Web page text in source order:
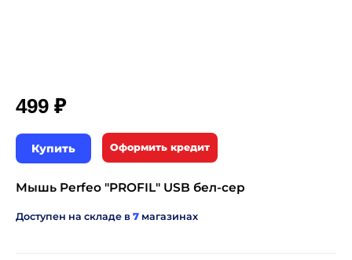
499 ₽
Купить Оформить кредит
Мышь Perfeo "PROFIL" USB бел-сер
Доступен на складе в 7 магазинах